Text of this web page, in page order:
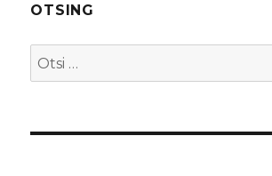
OTSING
Otsi: